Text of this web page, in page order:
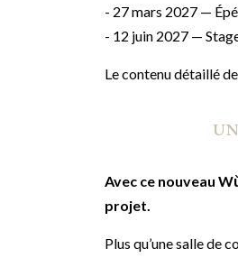
- 27 mars 2027 —
- 12 juin 2027 —
Le contenu détaillé
Avec ce nouveau
projet.
Plus qu’une salle de